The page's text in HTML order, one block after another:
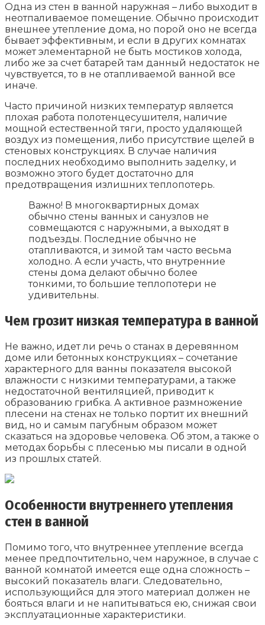
Одна из стен в ванной наружная – либо выходит в
неотпаливаемое помещение. Обычно происходит
внешнее утепление дома, но порой оно не всегда
бывает эффективным, и если в других комнатах
может элементарной не быть мостиков холода,
либо же за счет батарей там данный недостаток не
чувствуется, то в не отапливаемой ванной все
иначе.
Часто причиной низких температур является
плохая работа полотенцесушителя, наличие
мощной естественной тяги, просто удаляющей
воздух из помещения, либо присутствие щелей в
стеновых конструкциях. В случае наличия
последних необходимо выполнить заделку, и
возможно этого будет достаточно для
предотвращения излишних теплопотерь.
Важно! В многоквартирных домах
обычно стены ванных и санузлов не
совмещаются с наружными, а выходят в
подъезды. Последние обычно не
отапливаются, и зимой там часто весьма
холодно. А если участь, что внутренние
стены дома делают обычно более
тонкими, то большие теплопотери не
удивительны.
Чем грозит низкая температура в ванной
Не важно, идет ли речь о станах в деревянном
доме или бетонных конструкциях – сочетание
характерного для ванны показателя высокой
влажности с низкими температурами, а также
недостаточной вентиляцией, приводит к
образованию грибка. А активное размножение
плесени на стенах не только портит их внешний
вид, но и самым пагубным образом может
сказаться на здоровье человека. Об этом, а также о
методах борьбы с плесенью мы писали в одной
из прошлых статей.
Особенности внутреннего утепления
стен в ванной
Помимо того, что внутреннее утепление всегда
менее предпочтительно, чем наружное, в случае с
ванной комнатой имеется еще одна сложность –
высокий показатель влаги. Следовательно,
использующийся для этого материал должен не
бояться влаги и не напитываться ею, снижая свои
эксплуатационные характеристики.